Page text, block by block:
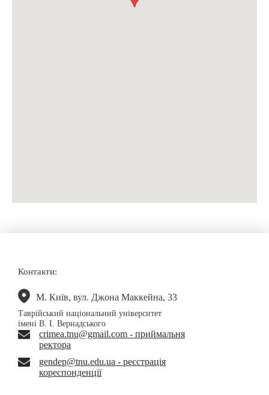
Контакти:
М. Київ, вул. Джона Маккейна, 33
Таврійський національний університет
імені В. І. Вернадського
crimea.tnu@gmail.com - приймальня
ректора
gendep@tnu.edu.ua - реєстрація
кореспонденції